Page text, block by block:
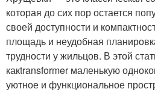
которая до сих пор остается
своей доступности и
площадь и неудобная
трудности у жильцов. В этой
какtransformer маленькую
уютное и функциональное